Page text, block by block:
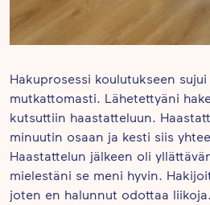
Hakuprosessi koulutukseen
mutkattomasti. Lähetettyäni
kutsuttiin haastatteluun.
minuutin osaan ja kesti siis
Haastattelun jälkeen oli
mielestäni se meni hyvin.
joten en halunnut odottaa